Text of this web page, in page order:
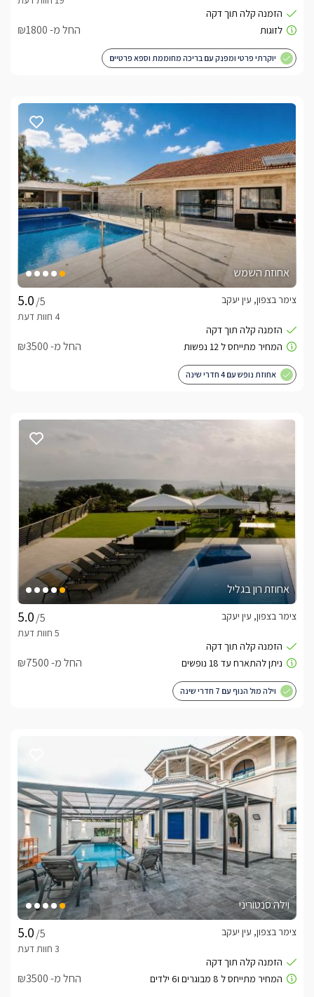
החל מ- ₪1800
יוקרתי פרטי ומפנק עם בריכה מחוממת וספא פרטיים
אחוזת השמש
/5
צימר בצפון, עין יעקב
החל מ- ₪3500
אחוזת נופש עם 4 חדרי שינה
אחוזת רון בגליל
/5
צימר בצפון, עין יעקב
החל מ- ₪7500
וילה מול הנוף עם 7 חדרי שינה
וילה סנטוריני
/5
צימר בצפון, עין יעקב
החל מ- ₪3500